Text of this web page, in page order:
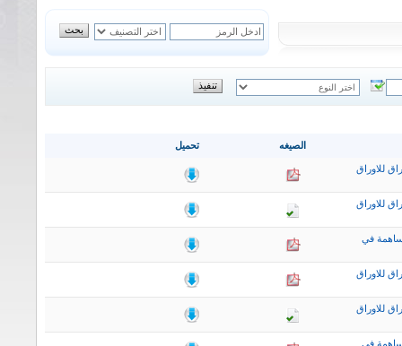
تحميل الصيغه
للاوراق
للاوراق
في
للاوراق
للاوراق
في